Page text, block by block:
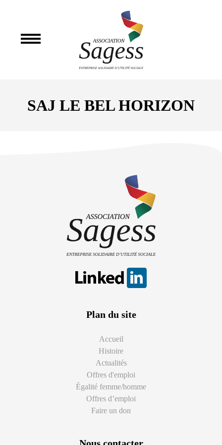
SAJ LE BEL HORIZON
Plan du site
Accueil
Histoire
Actualités
Offres d'emploi
Égalité femme/homme
Offres d’emploi
Faire un don